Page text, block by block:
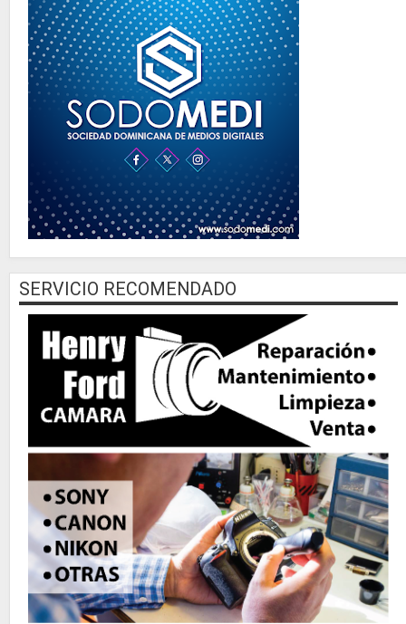
SERVICIO RECOMENDADO